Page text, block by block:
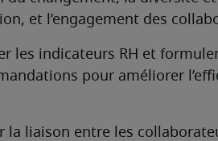
et l’engagement des
les indicateurs RH et
pour améliorer
la liaison entre les